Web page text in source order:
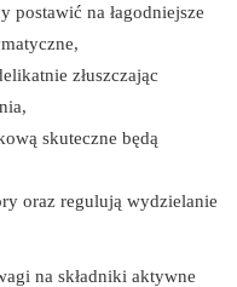
postawić na łagodniejsze
złuszczając
skuteczne będą
oraz regulują wydzielanie
na składniki aktywne